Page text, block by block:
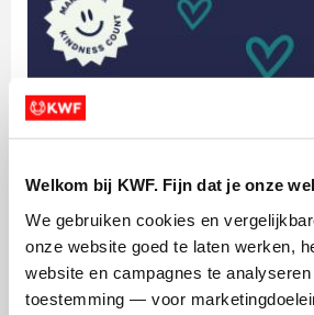
Welkom bij KWF. Fijn dat je onze
We gebruiken cookies en
onze website goed te laten werken,
website en campagnes te
toestemming — voor